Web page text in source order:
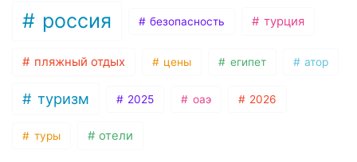
россия безопасность турция
пляжный отдых цены египет атор
туризм 2025 оаэ 2026
туры отели